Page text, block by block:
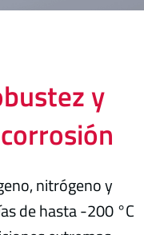
y
nitrógeno y
de hasta -200 °C